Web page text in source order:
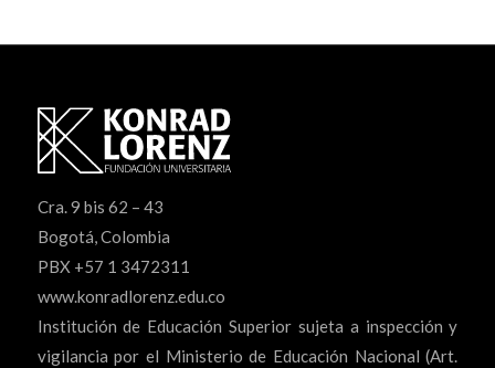
Cra. 9 bis 62 – 43
Bogotá, Colombia
PBX +57 1 3472311
www.konradlorenz.edu.co
Institución de Educación Superior sujeta a inspección y
vigilancia por el Ministerio de Educación Nacional (Art.